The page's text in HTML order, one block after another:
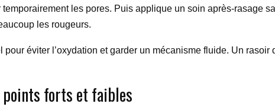
les pores. Puis applique un soin après-rasage
les rougeurs.
éviter l’oxydation et garder un mécanisme fluide. Un rasoir
points forts et faibles